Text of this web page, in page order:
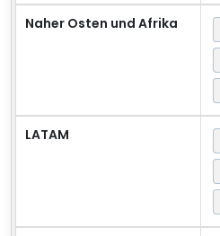
Naher Osten und Afrika
LATAM